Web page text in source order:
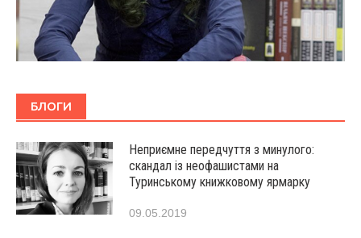
БЛОГИ
Неприємне передчуття з минулого:
скандал із неофашистами на
Туринському книжковому ярмарку
09.05.2019